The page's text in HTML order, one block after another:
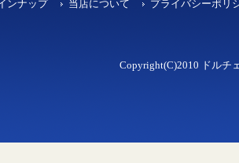
ンナップ 当店について プライバシーポリ
Copyright(C)2010 ドルチ